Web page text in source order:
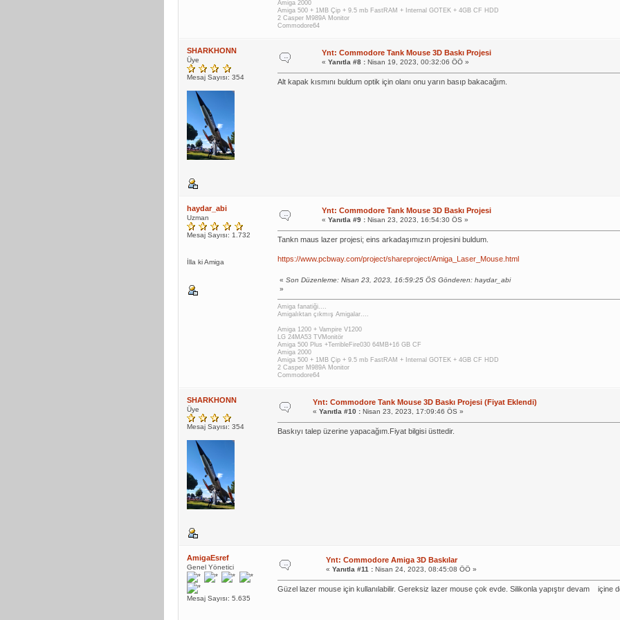
Amiga 2000
Amiga 500 + 1MB Çip + 9.5 mb FastRAM + Internal GOTEK + 4GB CF HDD
2 Casper M989A Monitor
Commodore64
SHARKHONN
Üye
Mesaj Sayısı: 354
Ynt: Commodore Tank Mouse 3D Baskı Projesi
« Yanıtla #8 :Nisan 19, 2023, 00:32:06 ÖÖ »
Alt kapak kısmını buldum optik için olanı onu yarın basıp bakacağım.
haydar_abi
Uzman
Mesaj Sayısı: 1.732
İlla ki Amiga
Ynt: Commodore Tank Mouse 3D Baskı Projesi
« Yanıtla #9 :Nisan 23, 2023, 16:54:30 ÖS »
Tankn maus lazer projesi; eins arkadaşımızın projesini buldum.
https://www.pcbway.com/project/shareproject/Amiga_Laser_Mouse.html
« Son Düzenleme: Nisan 23, 2023, 16:59:25 ÖS Gönderen: haydar_abi
»
Amiga fanatiği....
Amigalıktan çıkmış Amigalar....
Amiga 1200 + Vampire V1200
LG 24MA53 TVMonitör
Amiga 500 Plus +TerribleFire030 64MB+16 GB CF
Amiga 2000
Amiga 500 + 1MB Çip + 9.5 mb FastRAM + Internal GOTEK + 4GB CF HDD
2 Casper M989A Monitor
Commodore64
SHARKHONN
Üye
Mesaj Sayısı: 354
Ynt: Commodore Tank Mouse 3D Baskı Projesi (Fiyat Eklendi)
« Yanıtla #10 :Nisan 23, 2023, 17:09:46 ÖS »
Baskıyı talep üzerine yapacağım.Fiyat bilgisi üsttedir.
AmigaEsref
Genel Yönetici
Mesaj Sayısı: 5.635
Ynt: Commodore Amiga 3D Baskılar
« Yanıtla #11 :Nisan 24, 2023, 08:45:08 ÖÖ »
Güzel lazer mouse için kullanılabilir. Gereksiz lazer mouse çok evde. Silikonla yapıştır devam içine